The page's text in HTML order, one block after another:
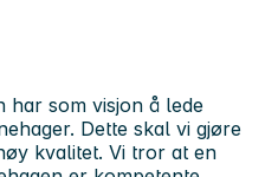
har som visjon å lede
Dette skal vi gjøre
kvalitet. Vi tror at en